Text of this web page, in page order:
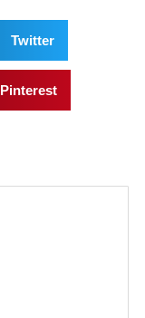
Twitter
Pinterest